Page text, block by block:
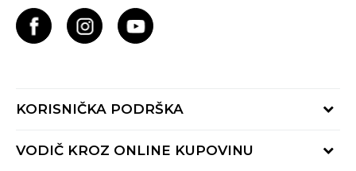
KORISNIČKA PODRŠKA
Provjeri status porudžbine
VODIČ KROZ ONLINE KUPOVINU